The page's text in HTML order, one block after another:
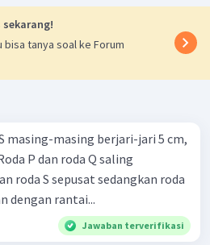
bisa tanya soal ke Forum
masing-masing berjari-jari 5 cm,
P dan roda Q saling
roda S sepusat sedangkan roda
dengan rantai...
Jawaban terverifikasi